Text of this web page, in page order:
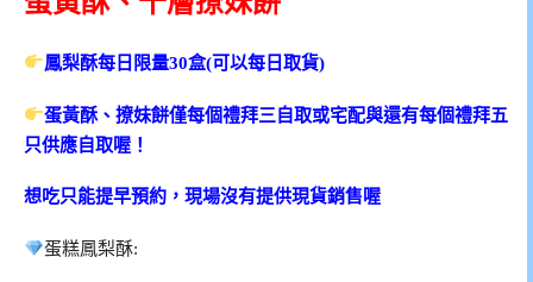
鳳梨酥每日限量30盒(可以每日取貨)
蛋黃酥、撩妹餅僅每個禮拜三自取或宅配與還有每個禮拜五
只供應自取喔！
想吃只能提早預約，現場沒有提供現貨銷售喔
蛋糕鳳梨酥: